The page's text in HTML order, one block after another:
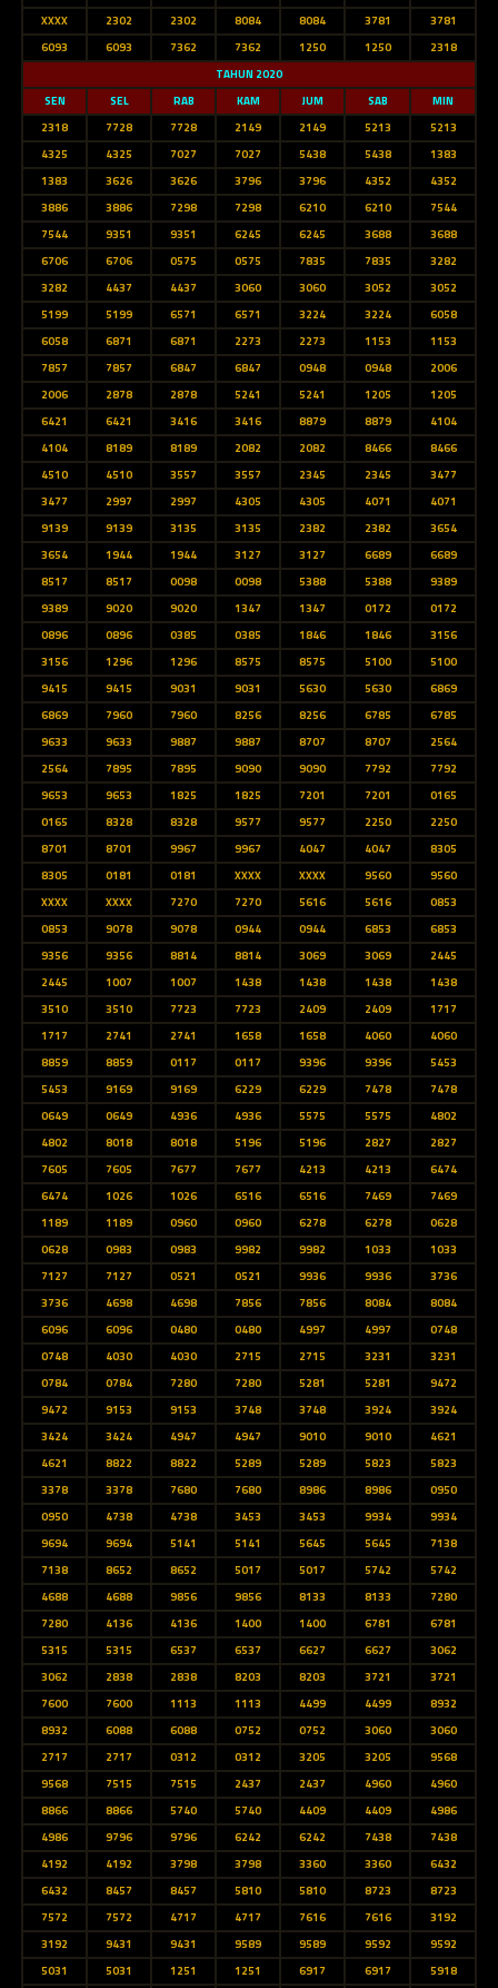
XXXX
2302 2302 8084 8084 3781
3781
6093
6093 7362 7362 1250 1250
2318
TAHUN 2020
SEN
SEL RAB KAM JUM SAB
MIN
2318
7728 7728 2149 2149 5213
5213
4325
4325 7027 7027 5438 5438
1383
1383
3626 3626 3796 3796 4352
4352
3886
3886 7298 7298 6210 6210
7544
7544
9351 9351 6245 6245 3688
3688
6706
6706 0575 0575 7835 7835
3282
3282
4437 4437 3060 3060 3052
3052
5199
5199 6571 6571 3224 3224
6058
6058
6871 6871 2273 2273 1153
1153
7857
7857 6847 6847 0948 0948
2006
2006
2878 2878 5241 5241 1205
1205
6421
6421 3416 3416 8879 8879
4104
4104
8189 8189 2082 2082 8466
8466
4510
4510 3557 3557 2345 2345
3477
3477
2997 2997 4305 4305 4071
4071
9139
9139 3135 3135 2382 2382
3654
3654
1944 1944 3127 3127 6689
6689
8517
8517 0098 0098 5388 5388
9389
9389
9020 9020 1347 1347 0172
0172
0896
0896 0385 0385 1846 1846
3156
3156
1296 1296 8575 8575 5100
5100
9415
9415 9031 9031 5630 5630
6869
6869
7960 7960 8256 8256 6785
6785
9633
9633 9887 9887 8707 8707
2564
2564
7895 7895 9090 9090 7792
7792
9653
9653 1825 1825 7201 7201
0165
0165
8328 8328 9577 9577 2250
2250
8701
8701 9967 9967 4047 4047
8305
8305
0181 0181 XXXX XXXX 9560
9560
XXXX
XXXX 7270 7270 5616 5616
0853
0853
9078 9078 0944 0944 6853
6853
9356
9356 8814 8814 3069 3069
2445
2445
1007 1007 1438 1438 1438
1438
3510
3510 7723 7723 2409 2409
1717
1717
2741 2741 1658 1658 4060
4060
8859
8859 0117 0117 9396 9396
5453
5453
9169 9169 6229 6229 7478
7478
0649
0649 4936 4936 5575 5575
4802
4802
8018 8018 5196 5196 2827
2827
7605
7605 7677 7677 4213 4213
6474
6474
1026 1026 6516 6516 7469
7469
1189
1189 0960 0960 6278 6278
0628
0628
0983 0983 9982 9982 1033
1033
7127
7127 0521 0521 9936 9936
3736
3736
4698 4698 7856 7856 8084
8084
6096
6096 0480 0480 4997 4997
0748
0748
4030 4030 2715 2715 3231
3231
0784
0784 7280 7280 5281 5281
9472
9472
9153 9153 3748 3748 3924
3924
3424
3424 4947 4947 9010 9010
4621
4621
8822 8822 5289 5289 5823
5823
3378
3378 7680 7680 8986 8986
0950
0950
4738 4738 3453 3453 9934
9934
9694
9694 5141 5141 5645 5645
7138
7138
8652 8652 5017 5017 5742
5742
4688
4688 9856 9856 8133 8133
7280
7280
4136 4136 1400 1400 6781
6781
5315
5315 6537 6537 6627 6627
3062
3062
2838 2838 8203 8203 3721
3721
7600
7600 1113 1113 4499 4499
8932
8932
6088 6088 0752 0752 3060
3060
2717
2717 0312 0312 3205 3205
9568
9568
7515 7515 2437 2437 4960
4960
8866
8866 5740 5740 4409 4409
4986
4986
9796 9796 6242 6242 7438
7438
4192
4192 3798 3798 3360 3360
6432
6432
8457 8457 5810 5810 8723
8723
7572
7572 4717 4717 7616 7616
3192
3192
9431 9431 9589 9589 9592
9592
5031
5031 1251 1251 6917 6917
5918